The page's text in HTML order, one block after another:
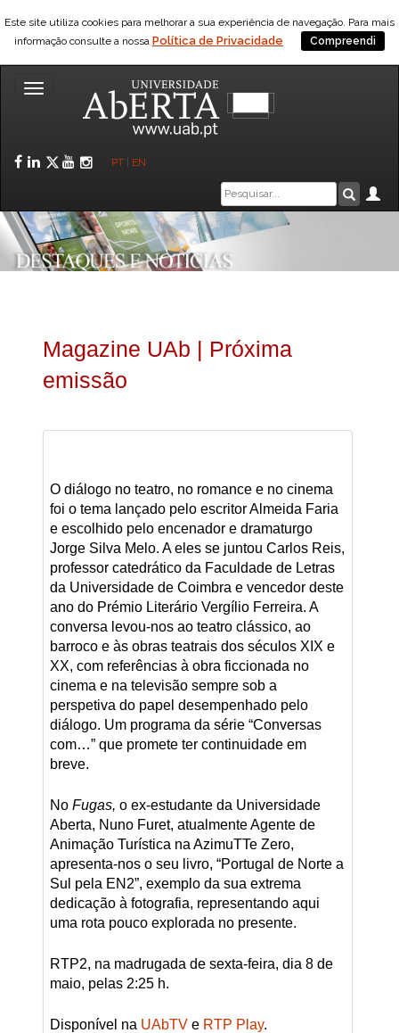
Este site utiliza cookies para melhorar a sua experiência de navegação. Para mais
informação consulte a nossa Política de Privacidade Compreendi
Toggle
Facebook
LinkedIn
Twitter
YouTube
Instagram
PT EN
Caixa
de
pesquisa
Magazine UAb | Próxima
emissão
O diálogo no teatro, no romance e no cinema
foi o tema lançado pelo escritor Almeida Faria
e escolhido pelo encenador e dramaturgo
Jorge Silva Melo. A eles se juntou Carlos Reis,
professor catedrático da Faculdade de Letras
da Universidade de Coimbra e vencedor deste
ano do Prémio Literário Vergílio Ferreira. A
conversa levou-nos ao teatro clássico, ao
barroco e às obras teatrais dos séculos XIX e
XX, com referências à obra ficcionada no
cinema e na televisão sempre sob a
perspetiva do papel desempenhado pelo
diálogo. Um programa da série “Conversas
com…” que promete ter continuidade em
breve.
No Fugas, o ex-estudante da Universidade
Aberta, Nuno Furet, atualmente Agente de
Animação Turística na AzimuTTe Zero,
apresenta-nos o seu livro, “Portugal de Norte a
Sul pela EN2”, exemplo da sua extrema
dedicação à fotografia, representando aqui
uma rota pouco explorada no presente.
RTP2, na madrugada de sexta-feira, dia 8 de
maio, pelas 2:25 h.
Disponível na UAbTVe RTP Play.